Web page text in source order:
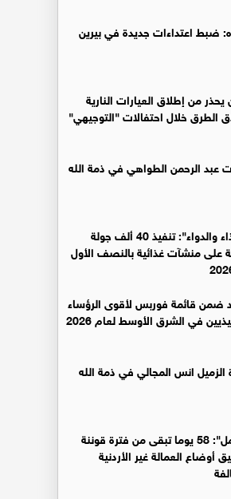
ضبط اعتداءات جديدة في بيرين
يحذر من إطلاق العيارات النارية
الطرق خلال احتفالات "التوجيهي"
عبد الرحمن الطواهي في ذمة الله
"الغذاء والدواء": تنفيذ 40 ألف جولة
على منشآت غذائية بالنصف الأول
ضمن قائمة فوربس لأقوى الرؤساء
في الشرق الأوسط لعام 2026
الزميل انس المجالي في ذمة الله
"العمل": 58 يوما تبقى من فترة قوننة
أوضاع العمالة غير الأردنية